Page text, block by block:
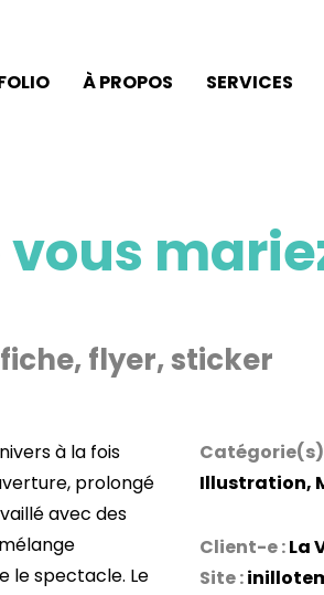
À PROPOS SERVICES
flyer, sticker
à la fois
prolongé
avec des
le spectacle. Le
Catégorie(s)
Illustration,
Client-e :La
Site :